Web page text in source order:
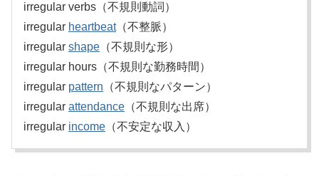
irregular verbs（不規則動詞）
irregular heartbeat（不整脈）
irregular shape （不規則な形）
irregular hours（不規則な勤務時間）
irregular pattern （不規則なパターン）
irregular attendance （不規則な出席）
irregular income （不安定な収入）